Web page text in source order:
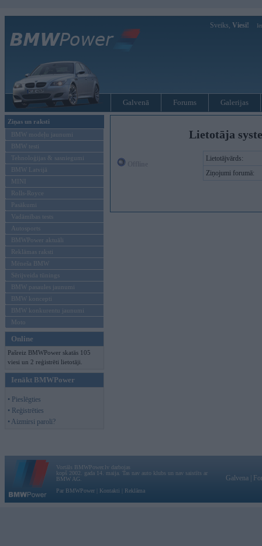
Sveiks, Viesi!
Galvenā Forums Galerijas
Ziņas un raksti
BMW modeļu jaunumi
BMW testi
Tehnoloģijas & sasniegumi
BMW Latvijā
MINI
Rolls-Royce
Pasākumi
Vadāmības tests
Autosports
BMWPower aktuāli
Reklāmas raksti
Mēneša BMW
Sērijveida tūnings
BMW pasaules jaunumi
BMW koncepti
BMW konkurentu jaunumi
Moto
Online
Pašreiz BMWPower skatās 105
viesi un 2 reģistrēti lietotāji.
Ienākt BMWPower
• Pieslēgties
• Reģistrēties
• Aizmirsi paroli?
Lietotāja
Lietotājvārds:
Ziņojumi forumā:
Vortāls BMWPower.lv darbojas
kopš 2002. gada 14. maija. Tas nav auto klubs un nav saistīts ar
BMW AG.
Par BMWPower
Kontakti Reklāma
Galvena